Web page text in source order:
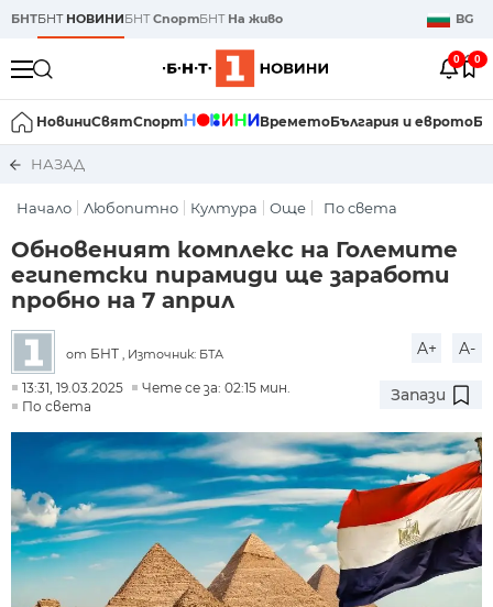
БНТБНТ НОВИНИБНТСпортБНТ На живо BG
0 0
НовиниСвятСпорт ВреметоБългария и еврото
НАЗАД
Начало Любопитно Култура Още По света
Обновеният комплекс на Големите
египетски пирамиди ще заработи
пробно на 7 април
от БНТ , Източник: БТА A+ A-
13:31, 19.03.2025
Чете се за: 02:15 мин.
По света
Запази